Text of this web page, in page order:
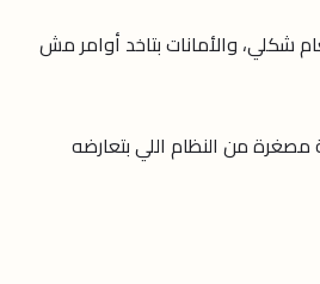
شكلي، والأمانات بتاخد أوامر مش
من النظام اللي بتعارضه